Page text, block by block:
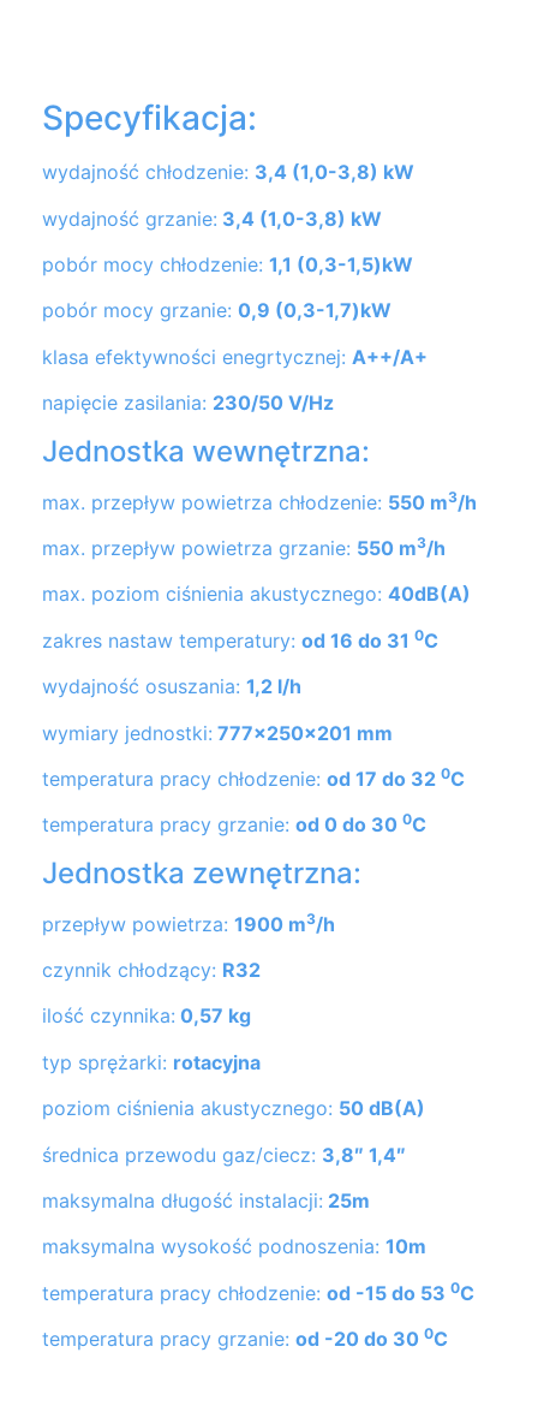
Specyfikacja:
wydajność chłodzenie: 3,4 (1,0-3,8) kW
wydajność grzanie: 3,4 (1,0-3,8) kW
pobór mocy chłodzenie: 1,1 (0,3-1,5)kW
pobór mocy grzanie: 0,9 (0,3-1,7)kW
klasa efektywności enegrtycznej: A++/A+
napięcie zasilania: 230/50 V/Hz
Jednostka wewnętrzna:
max. przepływ powietrza chłodzenie: 550 m3/h
max. przepływ powietrza grzanie: 550 m3/h
max. poziom ciśnienia akustycznego: 40dB(A)
zakres nastaw temperatury: od 16 do 31 0C
wydajność osuszania: 1,2 l/h
wymiary jednostki: 777x250x201 mm
temperatura pracy chłodzenie: od 17 do 32 0C
temperatura pracy grzanie: od 0 do 30 0C
Jednostka zewnętrzna:
przepływ powietrza: 1900 m3/h
czynnik chłodzący: R32
ilość czynnika: 0,57 kg
typ sprężarki: rotacyjna
poziom ciśnienia akustycznego: 50 dB(A)
średnica przewodu gaz/ciecz: 3,8″ 1,4″
maksymalna długość instalacji: 25m
maksymalna wysokość podnoszenia: 10m
temperatura pracy chłodzenie: od -15 do 53 0C
temperatura pracy grzanie: od -20 do 30 0C